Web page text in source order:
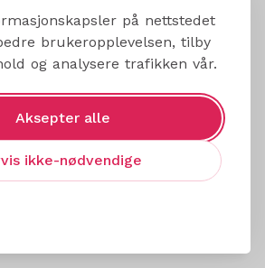
på nettstedet
brukeropplevelsen, tilby
og analysere trafikken vår.
Aksepter alle
ikke-nødvendige